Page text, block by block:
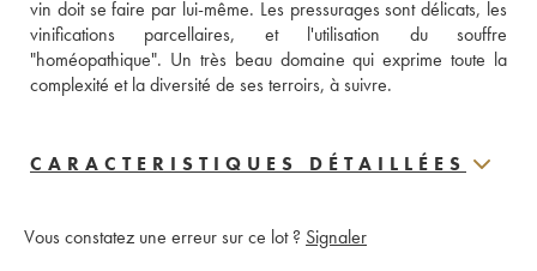
vin doit se faire par lui-même. Les pressurages sont délicats, les
vinifications parcellaires, et l'utilisation du souffre
"homéopathique". Un très beau domaine qui exprime toute la
complexité et la diversité de ses terroirs, à suivre.
CARACTERISTIQUES DÉTAILLÉES
Vous constatez une erreur sur ce lot ? Signaler